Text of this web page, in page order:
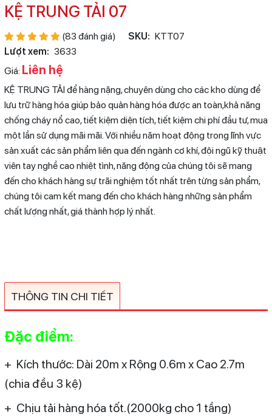
KỆ TRUNG TẢI 07
(83 đánh giá) SKU: KTT07
Lượt xem: 3633
Giá: Liên hệ
KỆ TRUNG TẢI để hàng nặng, chuyên dùng cho các kho dùng để
lưu trữ hàng hóa giúp bảo quản hàng hóa được an toàn,khả năng
chống cháy nổ cao, tiết kiệm diện tích, tiết kiệm chi phí đầu tư, mua
một lần sử dụng mãi mãi. Với nhiều năm hoạt động trong lĩnh vực
sản xuất các sản phẩm liên qua đến ngành cơ khí, đội ngũ kỹ thuật
viên tay nghề cao nhiệt tình, năng động của chúng tôi sẽ mang
đến cho khách hàng sự trãi nghiệm tốt nhất trên từng sản phẩm,
chúng tôi cam kết mang đến cho khách hàng những sản phẩm
chất lượng nhất, giá thành hợp lý nhất.
THÔNG TIN CHI TIẾT
Đặc điểm:
+ Kích thước: Dài 20m x Rộng 0.6m x Cao 2.7m
(chia đều 3 kệ)
+ Chịu tải hàng hóa tốt.(2000kg cho 1 tầng)